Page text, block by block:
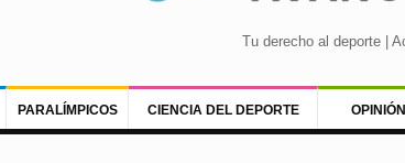
Tu derecho al deporte |
PARALÍMPICOS CIENCIA DEL DEPORTE OPINIÓN